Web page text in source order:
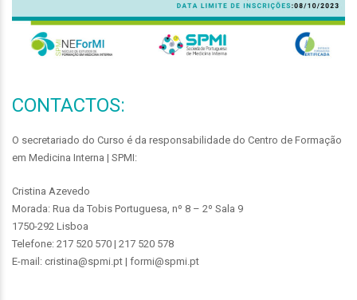
CONTACTOS:
O secretariado do Curso é da responsabilidade do Centro de Formação
em Medicina Interna | SPMI:
Cristina Azevedo
Morada: Rua da Tobis Portuguesa, nº 8 – 2º Sala 9
1750-292 Lisboa
Telefone: 217 520 570 | 217 520 578
E-mail: cristina@spmi.pt | formi@spmi.pt